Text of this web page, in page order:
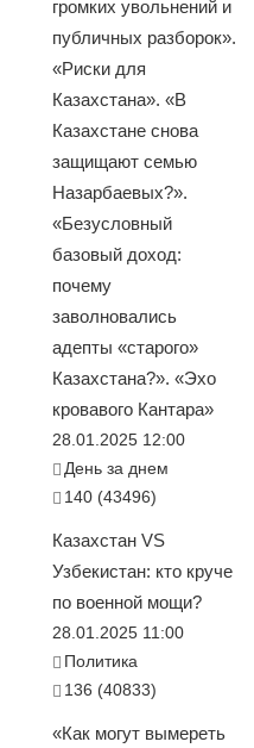
громких увольнений и
публичных разборок».
«Риски для
Казахстана». «В
Казахстане снова
защищают семью
Назарбаевых?».
«Безусловный
базовый доход:
почему
заволновались
адепты «старого»
Казахстана?». «Эхо
кровавого Кантара»
28.01.2025 12:00
День за днем
140 (43496)
Казахстан VS
Узбекистан: кто круче
по военной мощи?
28.01.2025 11:00
Политика
136 (40833)
«Как могут вымереть